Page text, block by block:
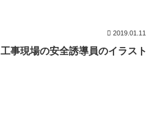
2019.01.11
工事現場の安全誘導員のイラスト